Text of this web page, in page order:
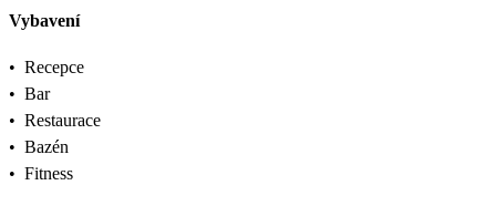
Vybavení
• Recepce
• Bar
• Restaurace
• Bazén
• Fitness